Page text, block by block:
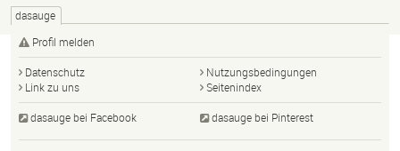
dasauge
Profil melden
Datenschutz
Nutzungsbedingungen
Link zu uns
Seitenindex
dasauge bei Facebook dasauge bei Pinterest